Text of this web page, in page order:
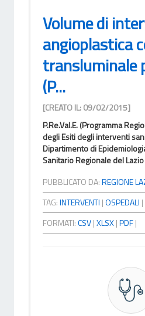
Volume di
angioplastica
transluminale
(P...
[CREATO IL: 09/02/2015]
P.Re.Val.E. (Programma
degli Esiti degli interventi
Dipartimento di
Sanitario Regionale del Lazio
PUBBLICATO DA:REGIONE
TAG:INTERVENTI |OSPEDALI |
FORMATI:CSV|XLSX|PDF|